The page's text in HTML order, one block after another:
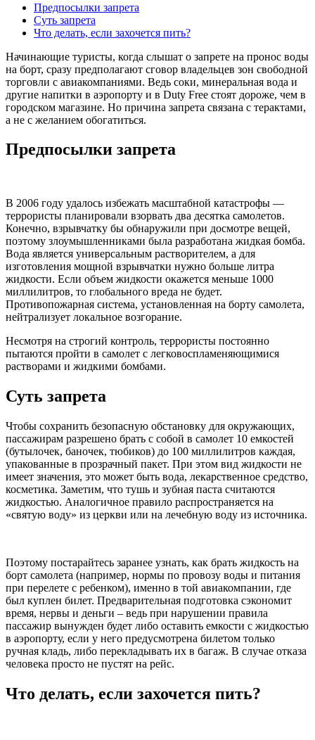
Предпосылки запрета
Суть запрета
Что делать, если захочется пить?
Начинающие туристы, когда слышат о запрете на пронос воды
на борт, сразу предполагают сговор владельцев зон свободной
торговли с авиакомпаниями. Ведь соки, минеральная вода и
другие напитки в аэропорту и в Duty Free стоят дороже, чем в
городском магазине. Но причина запрета связана с терактами,
а не с желанием обогатиться.
Предпосылки запрета
В 2006 году удалось избежать масштабной катастрофы —
террористы планировали взорвать два десятка самолетов.
Конечно, взрывчатку бы обнаружили при досмотре вещей,
поэтому злоумышленниками была разработана жидкая бомба.
Вода является универсальным растворителем, а для
изготовления мощной взрывчатки нужно больше литра
жидкости. Если объем жидкости окажется меньше 1000
миллилитров, то глобального вреда не будет.
Противопожарная система, установленная на борту самолета,
нейтрализует локальное возгорание.
Несмотря на строгий контроль, террористы постоянно
пытаются пройти в самолет с легковоспламеняющимися
растворами и жидкими бомбами.
Суть запрета
Чтобы сохранить безопасную обстановку для окружающих,
пассажирам разрешено брать с собой в самолет 10 емкостей
(бутылочек, баночек, тюбиков) до 100 миллилитров каждая,
упакованные в прозрачный пакет. При этом вид жидкости не
имеет значения, это может быть вода, лекарственное средство,
косметика. Заметим, что тушь и зубная паста считаются
жидкостью. Аналогичное правило распространяется на
«святую воду» из церкви или на лечебную воду из источника.
Поэтому постарайтесь заранее узнать, как брать жидкость на
борт самолета (например, нормы по провозу воды и питания
при перелете с ребенком), именно в той авиакомпании, где
был куплен билет. Предварительная подготовка сэкономит
время, нервы и деньги – ведь при нарушении правила
пассажир вынужден будет либо оставить емкости с жидкостью
в аэропорту, если у него предусмотрена билетом только
ручная кладь, либо перекладывать их в багаж. В случае отказа
человека просто не пустят на рейс.
Что делать, если захочется пить?